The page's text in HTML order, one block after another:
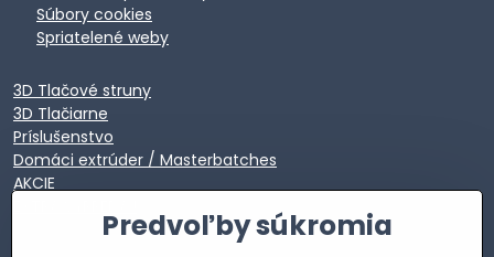
Súbory cookies
Spriatelené weby
3D Tlačové struny
3D Tlačiarne
Príslušenstvo
Domáci extrúder / Masterbatches
AKCIE
Predvoľby súkromia